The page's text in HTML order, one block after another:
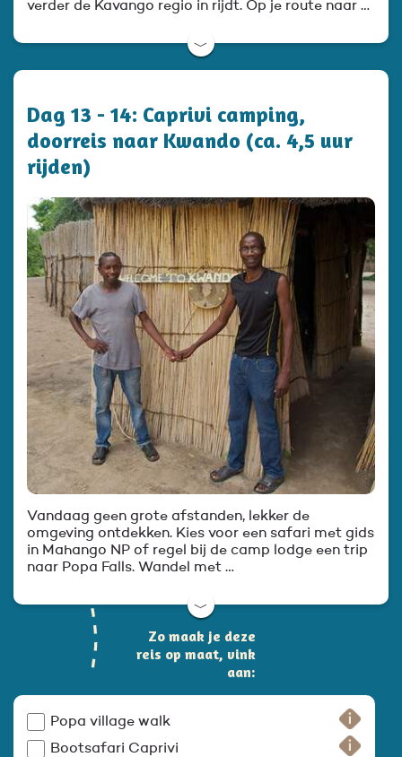
verder de Kavango regio in rijdt. Op je route naar …
﹀
Dag 13 - 14: Caprivi camping,
doorreis naar Kwando (ca. 4,5 uur
rijden)
Vandaag geen grote afstanden, lekker de
omgeving ontdekken. Kies voor een safari met gids
in Mahango NP of regel bij de camp lodge een trip
naar Popa Falls. Wandel met …
﹀
Zo maak je deze
reis op maat, vink
aan:
Popa village walk
Bootsafari Caprivi